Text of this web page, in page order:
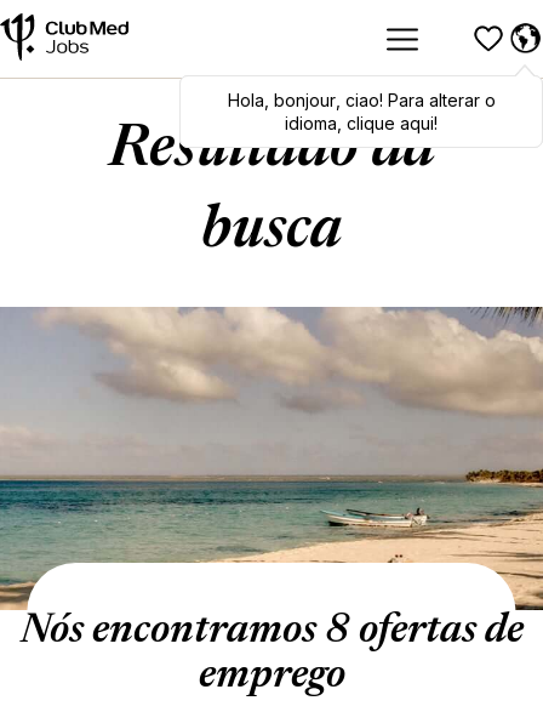
Hola,bonjour,ciao! To switch
languages, click here!
Hola bonjour, ciao! Para alterar o
idioma, clique aqui!
Resultado da
busca
Nós encontramos 8 ofertas de
emprego